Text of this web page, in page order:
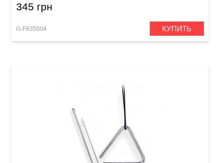
345 грн
G-F835504 КУПИТЬ